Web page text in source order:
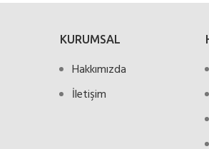
KURUMSAL
Hakkımızda
İletişim